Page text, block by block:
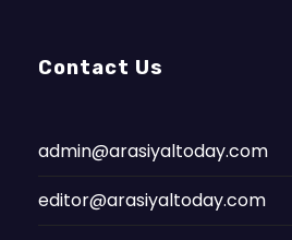
Contact Us
admin@arasiyaltoday.com
editor@arasiyaltoday.com